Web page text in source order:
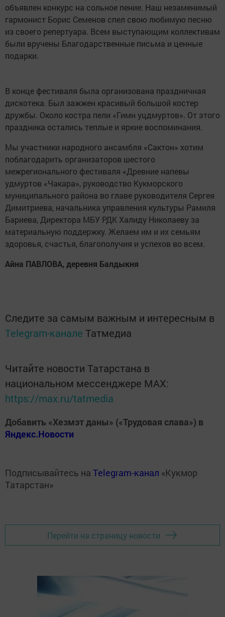
объявлен конкурс на сольное пение. Наш незаменимый
гармонист Борис Семенов спел свою любимую песню
из своего репертуара. Всем выступающим коллективам
были вручены Благодарственные письма и ценные
подарки.
В конце фестиваля была организована праздничная
дискотека. Был зажжен красивый большой костер
дружбы. Около костра пели «Гимн уцдмуртов». От этого
праздника остались теплые и яркие воспоминания.
Мы участники народного ансамбля «Сактон» хотим
поблагодарить организаторов шестого
межрегионального фестиваля «Древние напевы
удмуртов «Чакара», руководство Кукморского
муниципального района во главе руководителя Сергея
Димитриева, начальника управления культуры Рамиля
Бариева, Директора МБУ РДК Халиду Николаеву за
материальную поддержку. Желаем им и их семьям
здоровья, счастья, благополучия и успехов во всем.
Айна ПАВЛОВА, деревня Балдыкня
Следите за самым важным и интересным в
Telegram-канале Татмедиа
Читайте новости Татарстана в
национальном мессенджере MАХ:
https://max.ru/tatmedia
Добавить «Хезмэт даны» («Трудовая слава») в
Яндекс.Новости
Подписывайтесь на Telegram-канал «Кукмор
Татарстан»
Перейти на страницу новости